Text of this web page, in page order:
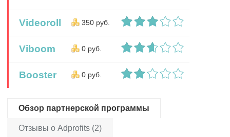
Videoroll 350 руб.
Viboom 0 руб.
Booster 0 руб.
Обзор партнерской программы
Отзывы о Adprofits (2)